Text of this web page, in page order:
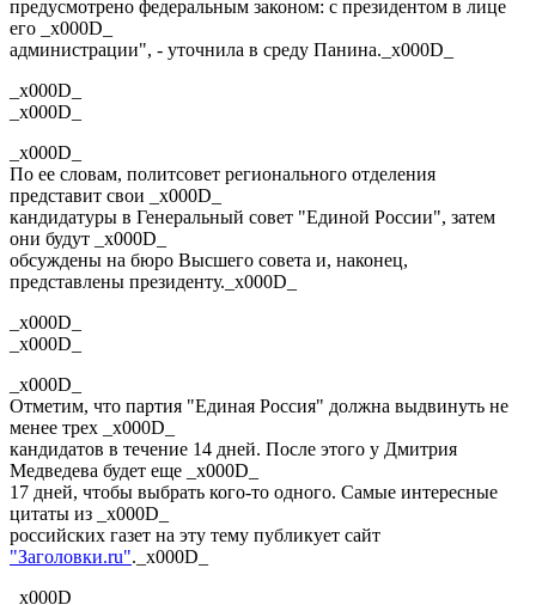
предусмотрено федеральным законом: с президентом в лице
его _x000D_
администрации", - уточнила в среду Панина._x000D_
_x000D_
_x000D_
_x000D_
По ее словам, политсовет регионального отделения
представит свои _x000D_
кандидатуры в Генеральный совет "Единой России", затем
они будут _x000D_
обсуждены на бюро Высшего совета и, наконец,
представлены президенту._x000D_
_x000D_
_x000D_
_x000D_
Отметим, что партия "Единая Россия" должна выдвинуть не
менее трех _x000D_
кандидатов в течение 14 дней. После этого у Дмитрия
Медведева будет еще _x000D_
17 дней, чтобы выбрать кого-то одного. Самые интересные
цитаты из _x000D_
российских газет на эту тему публикует сайт
"Заголовки.ru"._x000D_
_x000D_